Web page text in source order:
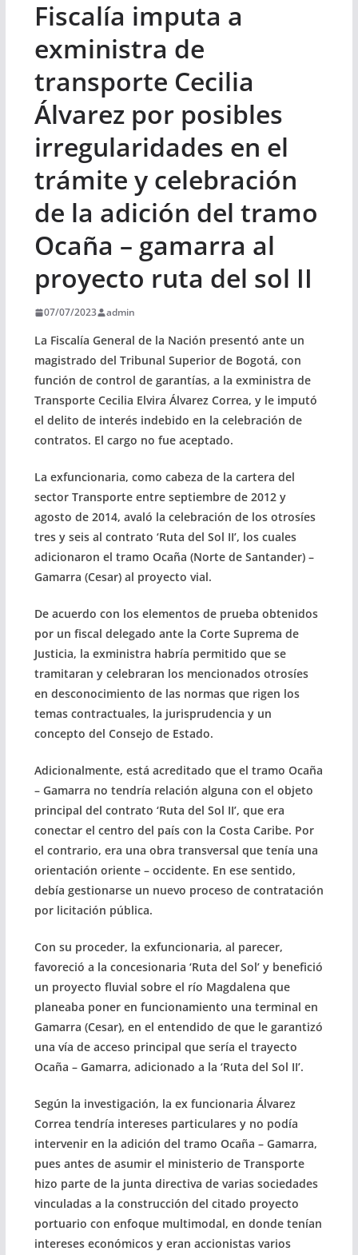
Fiscalía imputa a
exministra de
transporte Cecilia
Álvarez por posibles
irregularidades en el
trámite y celebración
de la adición del tramo
Ocaña – gamarra al
proyecto ruta del sol II
07/07/2023 admin
La Fiscalía General de la Nación presentó ante un
magistrado del Tribunal Superior de Bogotá, con
función de control de garantías, a la exministra de
Transporte Cecilia Elvira Álvarez Correa, y le imputó
el delito de interés indebido en la celebración de
contratos. El cargo no fue aceptado.
La exfuncionaria, como cabeza de la cartera del
sector Transporte entre septiembre de 2012 y
agosto de 2014, avaló la celebración de los otrosíes
tres y seis al contrato ‘Ruta del Sol II’, los cuales
adicionaron el tramo Ocaña (Norte de Santander) –
Gamarra (Cesar) al proyecto vial.
De acuerdo con los elementos de prueba obtenidos
por un fiscal delegado ante la Corte Suprema de
Justicia, la exministra habría permitido que se
tramitaran y celebraran los mencionados otrosíes
en desconocimiento de las normas que rigen los
temas contractuales, la jurisprudencia y un
concepto del Consejo de Estado.
Adicionalmente, está acreditado que el tramo Ocaña
– Gamarra no tendría relación alguna con el objeto
principal del contrato ‘Ruta del Sol II’, que era
conectar el centro del país con la Costa Caribe. Por
el contrario, era una obra transversal que tenía una
orientación oriente – occidente. En ese sentido,
debía gestionarse un nuevo proceso de contratación
por licitación pública.
Con su proceder, la exfuncionaria, al parecer,
favoreció a la concesionaria ‘Ruta del Sol’ y benefició
un proyecto fluvial sobre el río Magdalena que
planeaba poner en funcionamiento una terminal en
Gamarra (Cesar), en el entendido de que le garantizó
una vía de acceso principal que sería el trayecto
Ocaña – Gamarra, adicionado a la ‘Ruta del Sol II’.
Según la investigación, la ex funcionaria Álvarez
Correa tendría intereses particulares y no podía
intervenir en la adición del tramo Ocaña – Gamarra,
pues antes de asumir el ministerio de Transporte
hizo parte de la junta directiva de varias sociedades
vinculadas a la construcción del citado proyecto
portuario con enfoque multimodal, en donde tenían
intereses económicos y eran accionistas varios